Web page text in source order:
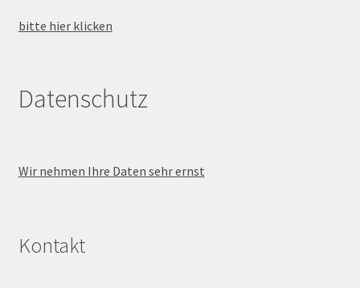
bitte hier klicken
Datenschutz
Wir nehmen Ihre Daten sehr ernst
Kontakt